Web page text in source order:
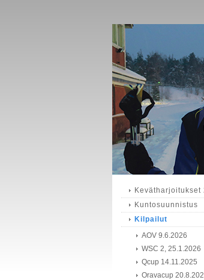
Kevätharjoitukset
Kuntosuunnistus
Kilpailut
AOV 9.6.2026
WSC 2, 25.1.2026
Qcup 14.11.2025
Oravacup